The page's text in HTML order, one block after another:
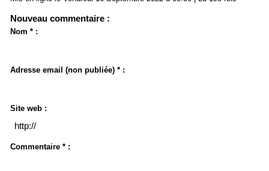
Nouveau commentaire :
Nom * :
Adresse email (non publiée) * :
Site web :
Commentaire * :